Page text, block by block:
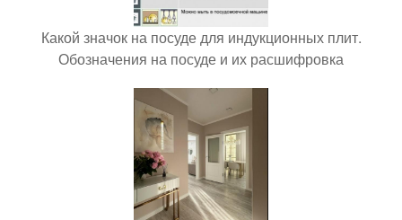
Какой значок на посуде для индукционных плит.
Обозначения на посуде и их расшифровка